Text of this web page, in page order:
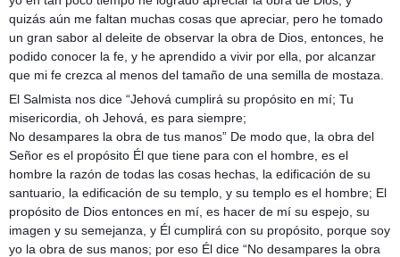
quizás aún me faltan muchas cosas que apreciar, pero he tomado
un gran sabor al deleite de observar la obra de Dios, entonces, he
podido conocer la fe, y he aprendido a vivir por ella, por alcanzar
que mi fe crezca al menos del tamaño de una semilla de mostaza.
El Salmista nos dice “Jehová cumplirá su propósito en mí; Tu
misericordia, oh Jehová, es para siempre;
No desampares la obra de tus manos” De modo que, la obra del
Señor es el propósito Él que tiene para con el hombre, es el
hombre la razón de todas las cosas hechas, la edificación de su
santuario, la edificación de su templo, y su templo es el hombre; El
propósito de Dios entonces en mí, es hacer de mí su espejo, su
imagen y su semejanza, y Él cumplirá con su propósito, porque soy
yo la obra de sus manos; por eso Él dice “No desampares la obra